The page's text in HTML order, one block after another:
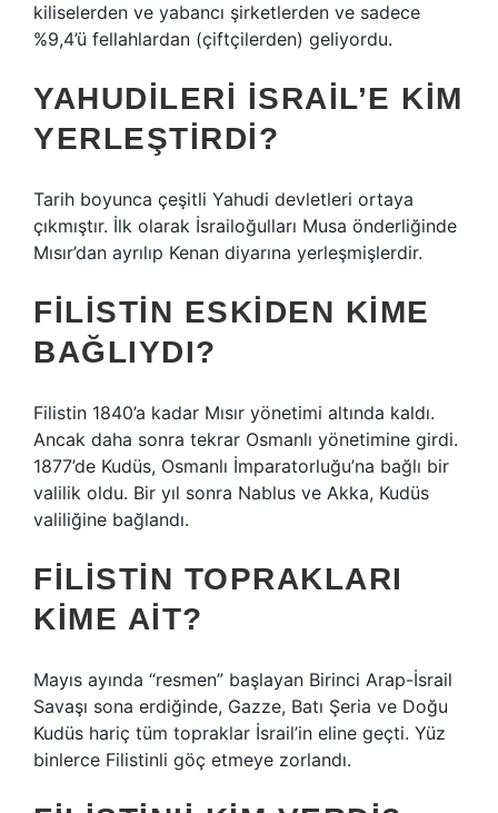
kiliselerden ve yabancı şirketlerden ve sadece
%9,4’ü fellahlardan (çiftçilerden) geliyordu.
YAHUDILERI İSRAIL’E KIM
YERLEŞTIRDI?
Tarih boyunca çeşitli Yahudi devletleri ortaya
çıkmıştır. İlk olarak İsrailoğulları Musa önderliğinde
Mısır’dan ayrılıp Kenan diyarına yerleşmişlerdir.
FILISTIN ESKIDEN KIME
BAĞLIYDI?
Filistin 1840’a kadar Mısır yönetimi altında kaldı.
Ancak daha sonra tekrar Osmanlı yönetimine girdi.
1877’de Kudüs, Osmanlı İmparatorluğu’na bağlı bir
valilik oldu. Bir yıl sonra Nablus ve Akka, Kudüs
valiliğine bağlandı.
FILISTIN TOPRAKLARI
KIME AIT?
Mayıs ayında “resmen” başlayan Birinci Arap-İsrail
Savaşı sona erdiğinde, Gazze, Batı Şeria ve Doğu
Kudüs hariç tüm topraklar İsrail’in eline geçti. Yüz
binlerce Filistinli göç etmeye zorlandı.